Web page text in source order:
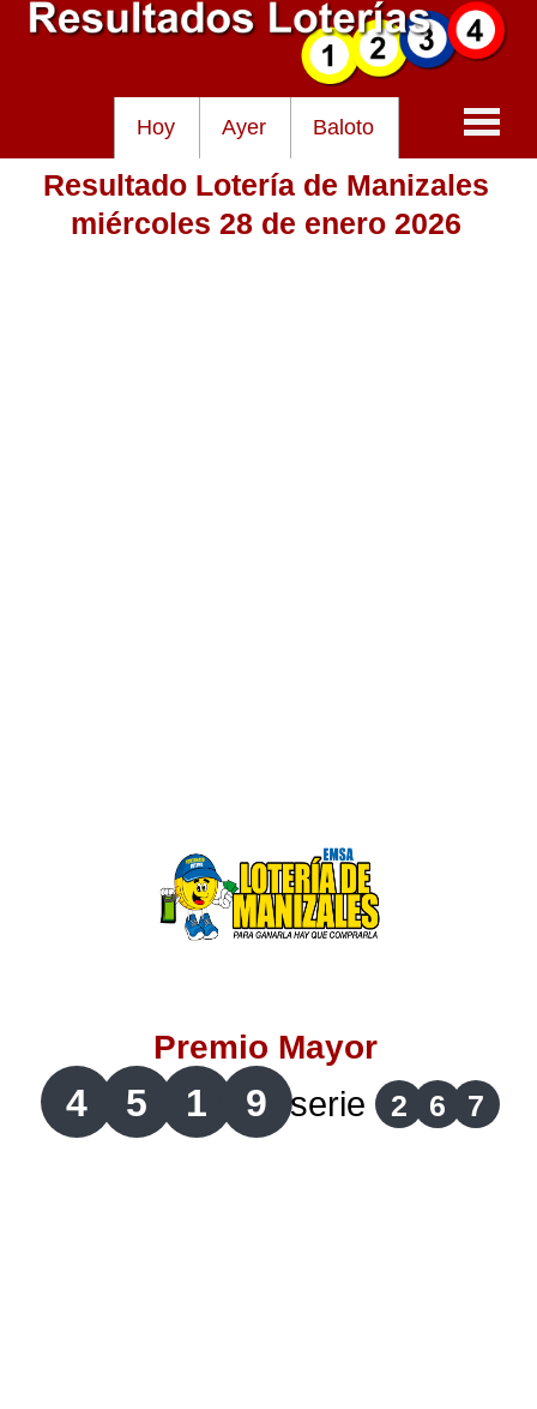
Hoy Ayer Baloto
Baloto
Lotería de Risaralda
Lotería de Santander
Lotería del Cauca
Resultado Lotería de Manizales
miércoles 28 de enero 2026
Premio Mayor
4 5 1 9 serie 2 6 7